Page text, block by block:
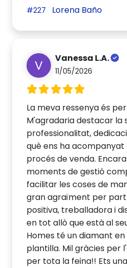
#227 Lorena Baño
V Vanessa L.A.
11/05/2026
La meva ressenya és
M'agradaria destacar la
professionalitat,
què ens ha
procés de venda.
moments de gestió
facilitar les coses de
gran agraïment per
positiva, treballadora i
en tot allò que està al
Homes té un diamant
plantilla. Mil gràcies
per tota la feina!! Ets